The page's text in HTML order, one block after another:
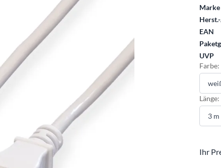
EAN
UVP
Farbe:
Länge:
Ihr